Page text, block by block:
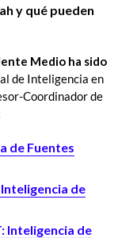
y qué pueden
Medio ha sido
de Inteligencia en
Coordinador de
de Fuentes
de
Inteligencia de